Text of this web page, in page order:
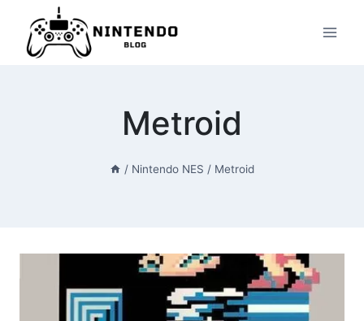
Przeskocz
treści
Metroid
/ Nintendo NES / Metroid